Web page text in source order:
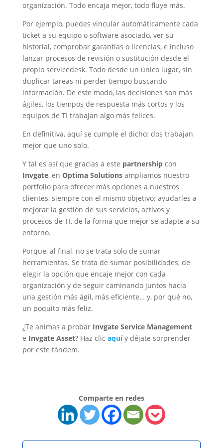
organización. Todo encaja mejor, todo fluye más.
Por ejemplo, puedes vincular automáticamente cada
ticket a su equipo o software asociado, ver su
historial, comprobar garantías o licencias, e incluso
lanzar procesos de revisión o sustitución desde el
propio servicedesk. Todo desde un único lugar, sin
duplicar tareas ni perder tiempo buscando
información. De este modo, las decisiones son más
ágiles, los tiempos de respuesta más cortos y los
equipos de TI trabajan algo más felices.
En definitiva, aquí se cumple el dicho: dos trabajan
mejor que uno solo.
Y tal es así que gracias a este partnershipcon
Invgate, en Optima Solutionsampliamos nuestro
portfolio para ofrecer más opciones a nuestros
clientes, siempre con el mismo objetivo: ayudarles a
mejorar la gestión de sus servicios, activos y
procesos de TI, de la forma que mejor se adapte a su
entorno.
Porque, al final, no se trata solo de sumar
herramientas. Se trata de sumar posibilidades, de
elegir la opción que encaje mejor con cada
organización y de seguir caminando juntos hacia
una gestión más ágil, más eficiente… y, por qué no,
un poquito más feliz.
¿Te animas a probar Invgate Service Management
e Invgate Asset? Haz clic aquí y déjate sorprender
por este tándem.
Comparte en redes